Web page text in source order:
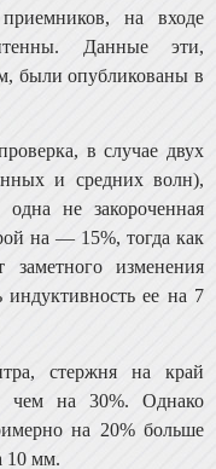
приемников, на входе
Данные эти,
были опубликованы в
в слу­чае двух
и сред­них волн),
не закороченная
на — 15%, тогда как
заметного изменения
ее на 7
стержня на край
чем на 30%. Однако
на 20% больше
10 мм.